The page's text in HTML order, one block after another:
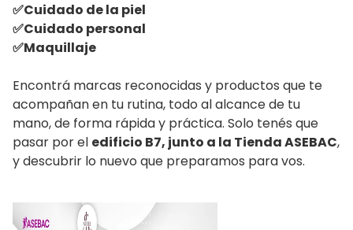
✅Cuidado de la piel
✅Cuidado personal
✅Maquillaje
Encontrá marcas reconocidas y productos que te
acompañan en tu rutina, todo al alcance de tu
mano, de forma rápida y práctica. Solo tenés que
pasar por el edificio B7, junto a la Tienda ASEBAC,
y descubrir lo nuevo que preparamos para vos.